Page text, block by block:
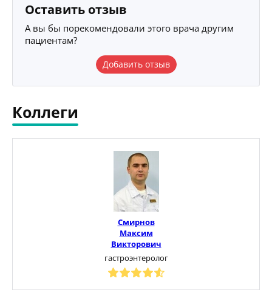
Оставить отзыв
А вы бы порекомендовали этого врача другим
пациентам?
Добавить отзыв
Коллеги
Смирнов
Максим
Викторович
гастроэнтеролог